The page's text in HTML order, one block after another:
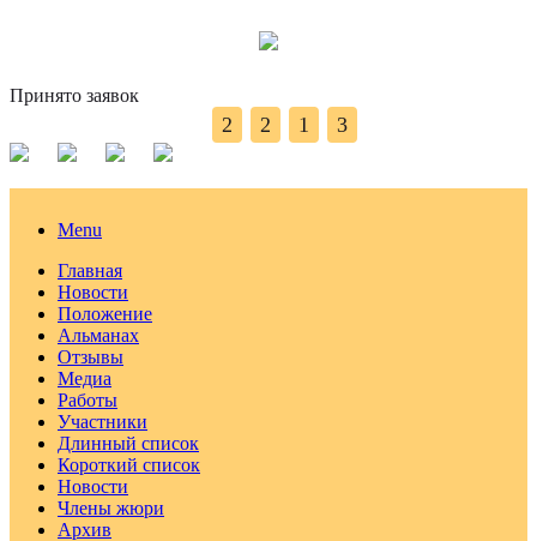
Принято заявок
2 2 1 3
Menu
Главная
Новости
Положение
Альманах
Отзывы
Медиа
Работы
Участники
Длинный список
Короткий список
Новости
Члены жюри
Архив